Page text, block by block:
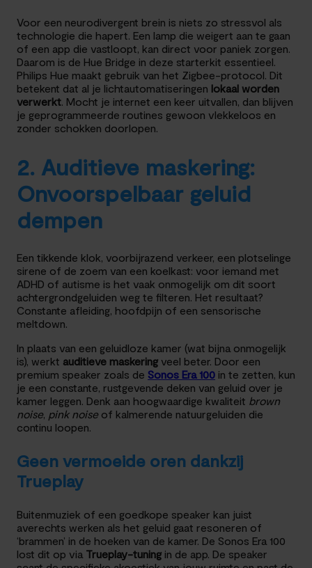
Voor een neurodivergent brein is niets zo stressvol als
technologie die hapert. Een lamp die weigert aan te gaan
of een app die vastloopt, kan direct voor paniek zorgen.
Daarom is de Hue Bridge in deze starterkit essentieel.
Philips Hue maakt gebruik van het Zigbee-protocol. Dit
betekent dat al je lichtautomatiseringen lokaal worden
verwerkt. Mocht je internet een keer uitvallen, dan blijven
je geprogrammeerde routines gewoon vlekkeloos en
zonder schokken doorlopen.
2. Auditieve maskering:
Onvoorspelbaar geluid
dempen
Een tikkende klok, voorbijrazend verkeer, een plotselinge
sirene of de zoem van een koelkast: voor iemand met
ADHD of autisme is het vaak onmogelijk om dit soort
achtergrondgeluiden weg te filteren. Het resultaat?
Constante afleiding, hoofdpijn of een sensorische
meltdown.
In plaats van een geluidloze kamer (wat bijna onmogelijk
is), werkt auditieve maskering veel beter. Door een
premium speaker zoals de Sonos Era 100 in te zetten, kun
je een constante, rustgevende deken van geluid over je
kamer leggen. Denk aan hoogwaardige kwaliteit brown
noise, pink noise of kalmerende natuurgeluiden die
continu loopen.
Geen vermoeide oren dankzij
Trueplay
Buitenmuziek of een goedkope speaker kan juist
averechts werken als het geluid gaat resoneren of
‘brammen’ in de hoeken van de kamer. De Sonos Era 100
lost dit op via Trueplay-tuning in de app. De speaker